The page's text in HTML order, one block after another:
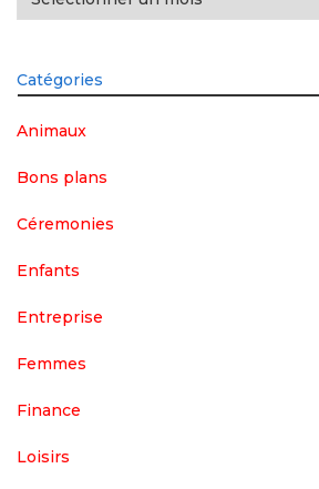
Catégories
Animaux
Bons plans
Céremonies
Enfants
Entreprise
Femmes
Finance
Loisirs